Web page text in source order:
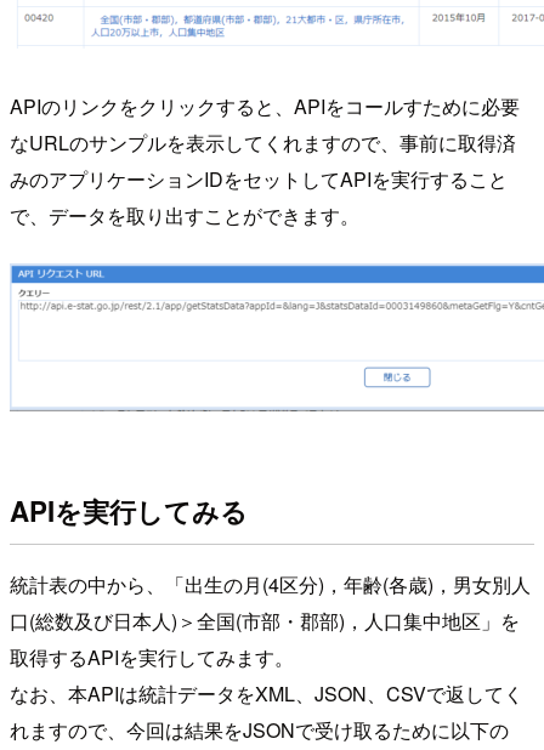
APIのリンクをクリックすると、APIをコールすために必要
なURLのサンプルを表示してくれますので、事前に取得済
みのアプリケーションIDをセットしてAPIを実行すること
で、データを取り出すことができます。
APIを実行してみる
統計表の中から、「出生の月(4区分)，年齢(各歳)，男女別人
口(総数及び日本人)＞全国(市部・郡部)，人口集中地区」を
取得するAPIを実行してみます。
なお、本APIは統計データをXML、JSON、CSVで返してく
れますので、今回は結果をJSONで受け取るために以下の